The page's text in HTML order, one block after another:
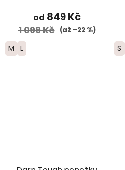
od 849 Kč
1 099 Kč (až –22 %)
M L S